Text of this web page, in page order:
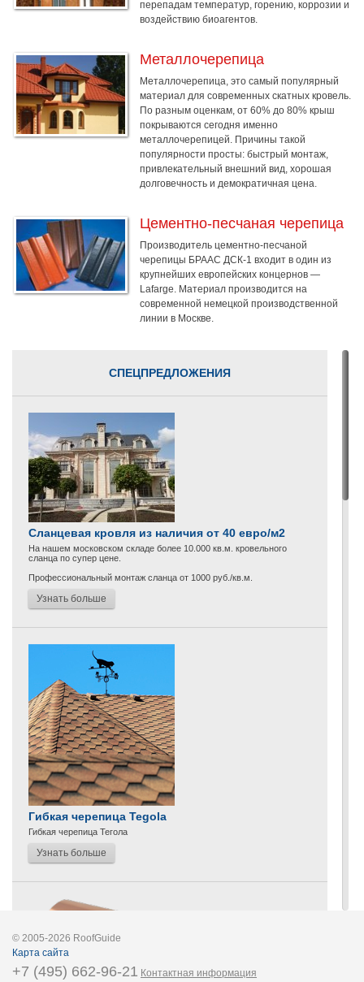
перепадам температур, горению, коррозии и
воздействию биоагентов.
Металлочерепица
Металлочерепица, это самый популярный
материал для современных скатных кровель.
По разным оценкам, от 60% до 80% крыш
покрываются сегодня именно
металлочерепицей. Причины такой
популярности просты: быстрый монтаж,
привлекательный внешний вид, хорошая
долговечность и демократичная цена.
Цементно-песчаная черепица
Производитель цементно-песчаной
черепицы БРААС ДСК-1 входит в один из
крупнейших европейских концернов —
Lafarge. Материал производится на
современной немецкой производственной
линии в Москве.
СПЕЦПРЕДЛОЖЕНИЯ
Сланцевая кровля из наличия от 40 евро/м2
На нашем московском складе более 10.000 кв.м. кровельного
сланца по супер цене.
Профессиональный монтаж сланца от 1000 руб./кв.м.
Узнать больше
Гибкая черепица Tegola
Гибкая черепица Тегола
Узнать больше
© 2005-2026 RoofGuide
Карта сайта
+7 (495) 662-96-21 Контактная информация